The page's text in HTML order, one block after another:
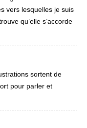
vers lesquelles je suis
qu’elle s’accorde
sortent de
pour parler et